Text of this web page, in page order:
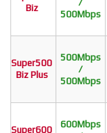
Biz
500Mbps
Super500
Biz Plus
500Mbps
/
500Mbps
Super600
600Mbps